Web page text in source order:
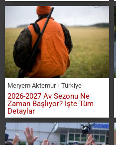
Meryem Aktemur Türkiye
2026-2027 Av Sezonu Ne
Zaman Başlıyor? İşte Tüm
Detaylar